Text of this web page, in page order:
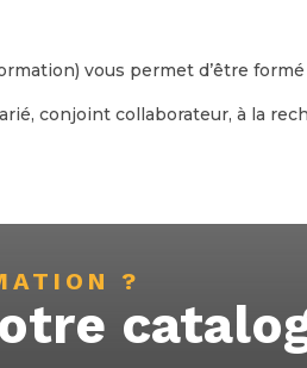
vous permet d’être
conjoint collaborateur, à la
?